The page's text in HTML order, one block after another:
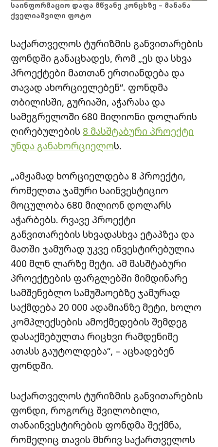
საინფორმაციო დაფა მწვანე კონცხზე – მანანა
ქველიაშვილი ფოტო
საქართველოს ტურიზმის განვითარების
ფონდში განაცხადეს, რომ „ეს და სხვა
პროექტები მათთან ერთიანდება და
თავად ახორციელებენ“. ფონდმა
თბილისში, გურიაში, აჭარასა და
სამეგრელოში 680 მილიონი დოლარის
ღირებულების 8 მასშტაბური პროექტი
უნდა განახორციელოს.
„ამჟამად ხორციელდება 8 პროექტი,
რომელთა ჯამური საინვესტიციო
მოცულობა 680 მილიონ დოლარს
აჭარბებს. რვავე პროექტი
განვითარების სხვადასხვა ეტაპზეა და
მათში ჯამურად უკვე ინვესტირებულია
400 მლნ ლარზე მეტი. ამ მასშტაბური
პროექტების ფარგლებში მიმდინარე
სამშენებლო სამუშაოებზე ჯამურად
საქმდება 20 000 ადამიანზე მეტი, ხოლო
კომპლექსების ამოქმედების შემდეგ
დასაქმებულთა რიცხვი რამდენიმე
ათასს გაუტოლდება“, – აცხადებენ
ფონდში.
საქართველოს ტურიზმის განვითარების
ფონდი, როგორც შვილობილი,
თანაინვესტირების ფონდმა შექმნა,
რომელიც თავის მხრივ საქართველოს